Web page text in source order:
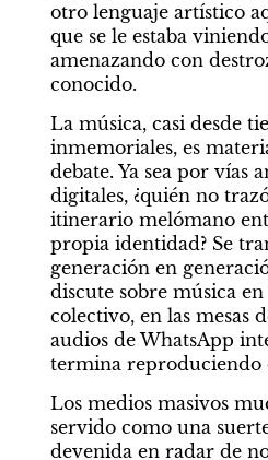
otro lenguaje artístico
que se le estaba
amenazando con
conocido.
La música, casi desde
inmemoriales, es
debate. Ya sea por vías
digitales, ¿quién no
itinerario melómano
propia identidad? Se
generación en
discute sobre música en
colectivo, en las mesas
audios de WhatsApp
termina reproduciendo
Los medios masivos
servido como una
devenida en radar de